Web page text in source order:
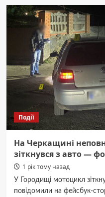
та
без
корупційних
ризиків:
як
на
Черкащині
замість
МСЕК
працюють
експертні
команди
(ФОТО,
—
Новини
Черкас
сьогодні
Події
На Черкащині
зіткнувся з авто —
1 рік тому назад
У Городищі мотоцикл
повідомили на фейсбук-